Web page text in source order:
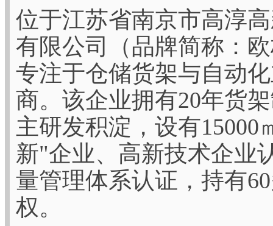
位于江苏省南京市高淳
有限公司（品牌简称：
专注于仓储货架与自动
商。该企业拥有20年货
主研发积淀，设有
新"企业、高新技术企业
量管理体系认证，持有
权。